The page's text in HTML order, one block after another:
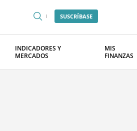
SUSCRÍBASE
INDICADORES Y
MERCADOS
MIS
FINANZAS